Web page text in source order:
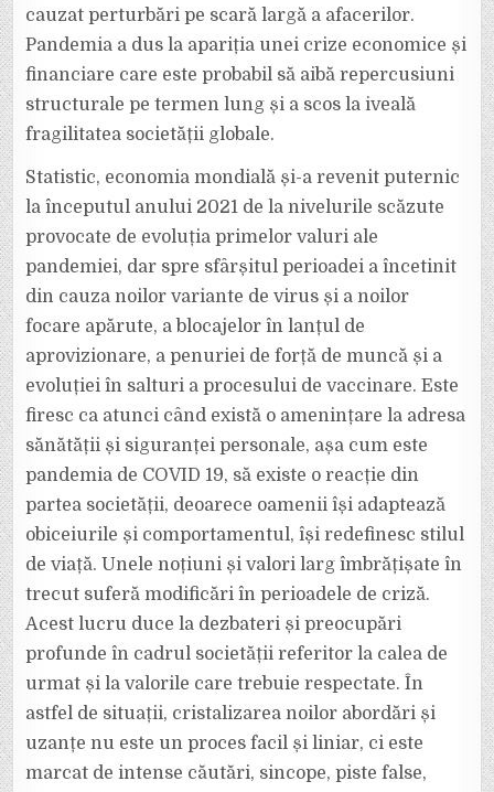
cauzat perturbări pe scară largă a afacerilor.
Pandemia a dus la apariția unei crize economice și
financiare care este probabil să aibă repercusiuni
structurale pe termen lung și a scos la iveală
fragilitatea societății globale.
Statistic, economia mondială și-a revenit puternic
la începutul anului 2021 de la nivelurile scăzute
provocate de evoluția primelor valuri ale
pandemiei, dar spre sfârșitul perioadei a încetinit
din cauza noilor variante de virus și a noilor
focare apărute, a blocajelor în lanțul de
aprovizionare, a penuriei de forță de muncă și a
evoluției în salturi a procesului de vaccinare. Este
firesc ca atunci când există o amenințare la adresa
sănătății și siguranței personale, așa cum este
pandemia de COVID 19, să existe o reacție din
partea societății, deoarece oamenii își adaptează
obiceiurile și comportamentul, își redefinesc stilul
de viață. Unele noțiuni și valori larg îmbrățișate în
trecut suferă modificări în perioadele de criză.
Acest lucru duce la dezbateri și preocupări
profunde în cadrul societății referitor la calea de
urmat și la valorile care trebuie respectate. În
astfel de situații, cristalizarea noilor abordări și
uzanțe nu este un proces facil și liniar, ci este
marcat de intense căutări, sincope, piste false,